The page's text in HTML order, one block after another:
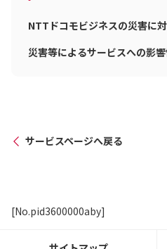
NTTドコモビジネスの災害に
災害等によるサービスへの影
サービスページへ戻る
[No.pid3600000aby]